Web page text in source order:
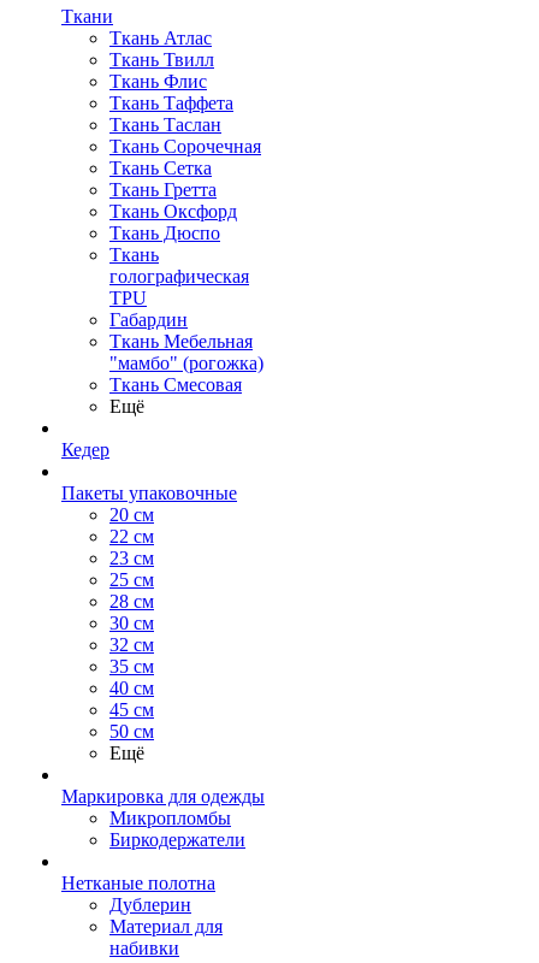
Ткани
Ткань Атлас
Ткань Твилл
Ткань Флис
Ткань Таффета
Ткань Таслан
Ткань Сорочечная
Ткань Сетка
Ткань Гретта
Ткань Оксфорд
Ткань Дюспо
Ткань
голографическая
TPU
Габардин
Ткань Мебельная
"мамбо" (рогожка)
Ткань Смесовая
Ещё
Кедер
Пакеты упаковочные
20 см
22 см
23 см
25 см
28 см
30 см
32 см
35 см
40 см
45 см
50 см
Ещё
Маркировка для одежды
Микропломбы
Биркодержатели
Нетканые полотна
Дублерин
Материал для
набивки